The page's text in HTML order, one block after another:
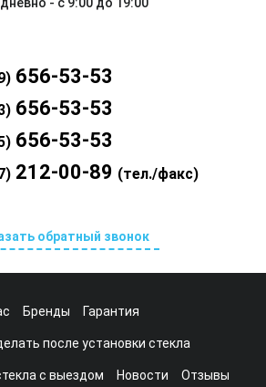
656-53-53
656-53-53
656-53-53
212-00-89 (тел./факс)
обратный звонок
Бренды Гарантия
после установки стекла
с выездом Новости Отзывы